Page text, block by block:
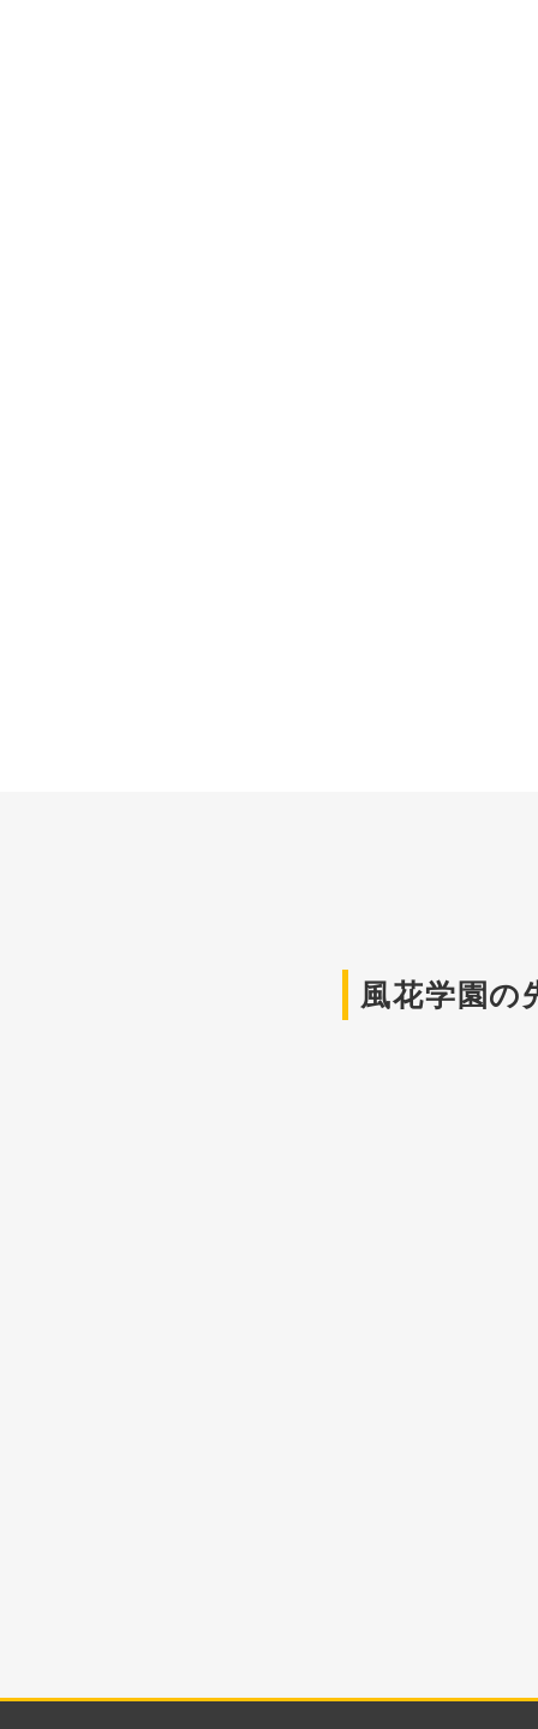
風花学園の